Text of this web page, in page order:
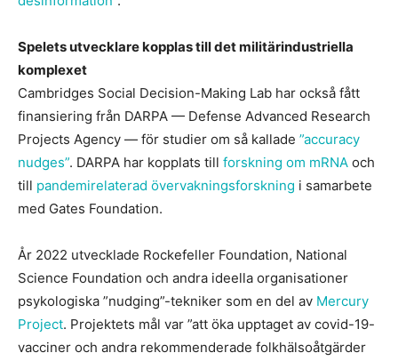
Spelets utvecklare kopplas till det militärindustriella
komplexet
Cambridges Social Decision-Making Lab har också fått
finansiering från DARPA — Defense Advanced Research
Projects Agency — för studier om så kallade ”accuracy
nudges”. DARPA har kopplats till forskning om mRNA och
till pandemirelaterad övervakningsforskning i samarbete
med Gates Foundation.
År 2022 utvecklade Rockefeller Foundation, National
Science Foundation och andra ideella organisationer
psykologiska ”nudging”-tekniker som en del av Mercury
Project. Projektets mål var ”att öka upptaget av covid-19-
vacciner och andra rekommenderade folkhälsoåtgärder